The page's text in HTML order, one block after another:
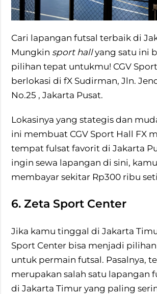
Cari lapangan futsal terbaik di
Mungkin sport hallyang satu ini
pilihan tepat untukmu! CGV
berlokasi di fX Sudirman, Jln.
No.25 , Jakarta Pusat.
Lokasinya yang stategis dan
ini membuat CGV Sport Hall FX
tempat fulsat favorit di Jakarta
ingin sewa lapangan di sini,
membayar sekitar Rp300 ribu
6. Zeta Sport Center
Jika kamu tinggal di Jakarta
Sport Center bisa menjadi
untuk permain futsal. Pasalnya,
merupakan salah satu lapangan
di Jakarta Timur yang paling